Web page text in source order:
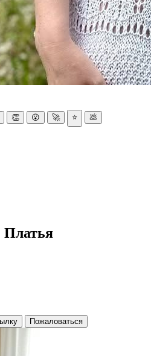
👏 😮 🚀 ⭐ 💩
Платья
Пожаловаться